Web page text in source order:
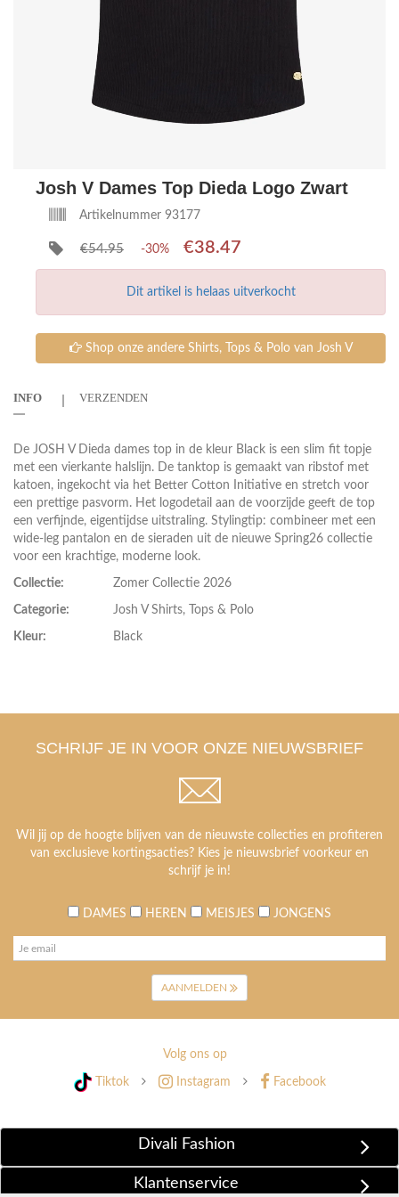
Josh V Dames Top Dieda Logo Zwart
Artikelnummer 93177
€54.95 -30% €38.47
Dit artikel is helaas uitverkocht
Shop onze andere Shirts, Tops & Polo van Josh V
INFO VERZENDEN
De JOSH V Dieda dames top in de kleur Black is een slim fit topje
met een vierkante halslijn. De tanktop is gemaakt van ribstof met
katoen, ingekocht via het Better Cotton Initiative en stretch voor
een prettige pasvorm. Het logodetail aan de voorzijde geeft de top
een verfijnde, eigentijdse uitstraling. Stylingtip: combineer met een
wide-leg pantalon en de sieraden uit de nieuwe Spring26 collectie
voor een krachtige, moderne look.
Collectie: Zomer Collectie 2026
Categorie: Josh V Shirts, Tops & Polo
Kleur: Black
SCHRIJF JE IN VOOR ONZE NIEUWSBRIEF
Wil jij op de hoogte blijven van de nieuwste collecties en profiteren
van exclusieve kortingsacties? Kies je nieuwsbrief voorkeur en
schrijf je in!
DAMES HEREN MEISJES JONGENS
AANMELDEN
Volg ons op
Tiktok Instagram Facebook
Divali Fashion
Klantenservice